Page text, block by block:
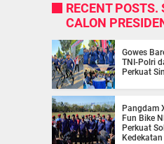
RECENT POSTS.
CALON
Gowes
TNI-Polri
Perkuat
Pangdam
Fun Bike
Perkuat